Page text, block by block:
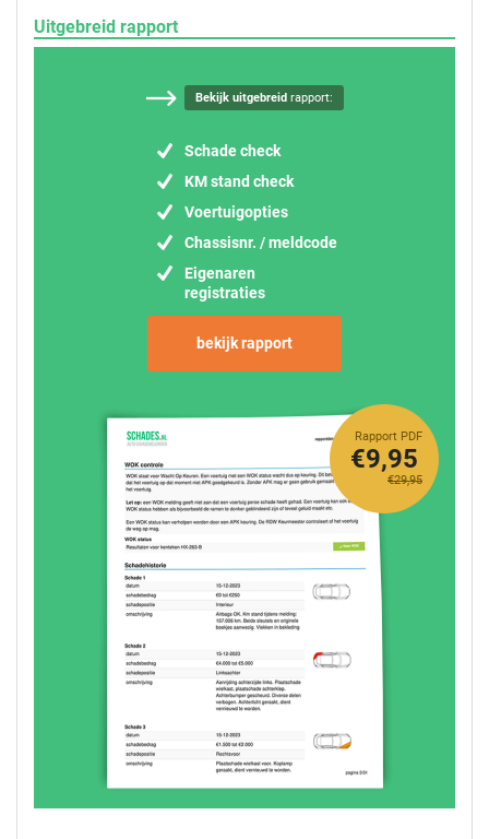
Uitgebreid rapport
Bekijk uitgebreid rapport:
Schade check
KM stand check
Voertuigopties
Chassisnr. / meldcode
Eigenaren
registraties
bekijk rapport
Rapport PDF
€29,95
€9,95